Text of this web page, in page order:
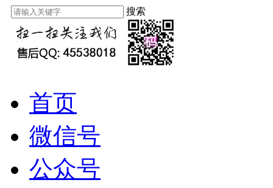
搜索
首页
微信号
公众号